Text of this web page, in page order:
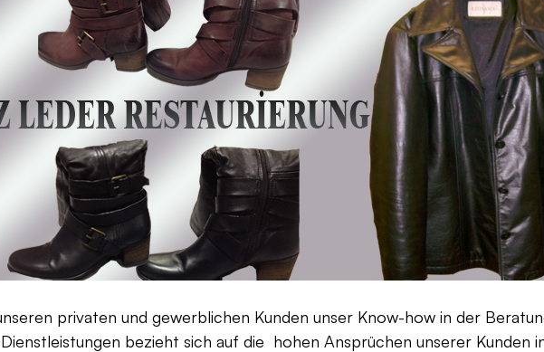
privaten und gewerblichen Kunden unser Know-how in der
bezieht sich auf die hohen Ansprüchen unserer Kunden